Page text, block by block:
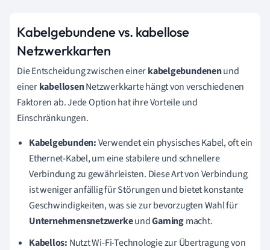
Kabelgebundene vs. kabellose
Netzwerkkarten
Die Entscheidung zwischen einerkabelgebundenenund
einerkabellosenNetzwerkkarte hängt von verschiedenen
Faktoren ab. Jede Option hat ihre Vorteile und
Einschränkungen.
Kabelgebunden:Verwendet ein physisches Kabel, oft ein
Ethernet-Kabel, um eine stabilere und schnellere
Verbindung zu gewährleisten. Diese Art von Verbindung
ist weniger anfällig für Störungen und bietet konstante
Geschwindigkeiten, was sie zur bevorzugten Wahl für
UnternehmensnetzwerkeundGamingmacht.
Kabellos: Nutzt Wi-Fi-Technologie zur Übertragung von